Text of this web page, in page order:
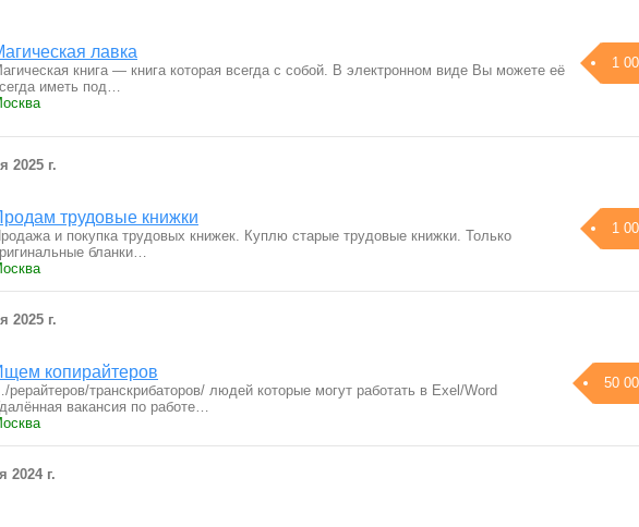
лавка
1
книга — книга которая всегда с собой. В электронном виде Вы можете её
иметь под…
2025 г.
трудовые книжки
1
и покупка трудовых книжек. Куплю старые трудовые книжки. Только
бланки…
2025 г.
копирайтеров
50
рерайтеров/транскрибаторов/ людей которые могут работать в Exel/Word
вакaнсия по рабoте…
2024 г.